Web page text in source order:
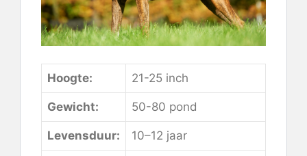
Hoogte: 21-25 inch
Gewicht: 50-80 pond
Levensduur: 10–12 jaar